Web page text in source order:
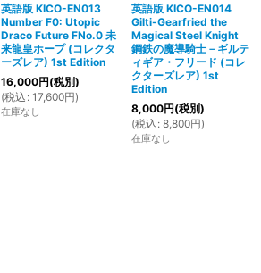
英語版 KICO-EN013
Number F0: Utopic
Draco Future FNo.0 未
来龍皇ホープ (コレクタ
ーズレア) 1st Edition
16,000円(税別)
(税込 : 17,600円)
在庫なし
英語版 KICO-EN014
Gilti-Gearfried the
Magical Steel Knight
鋼鉄の魔導騎士－ギルテ
ィギア・フリード (コレ
クターズレア) 1st
Edition
8,000円(税別)
(税込 : 8,800円)
在庫なし